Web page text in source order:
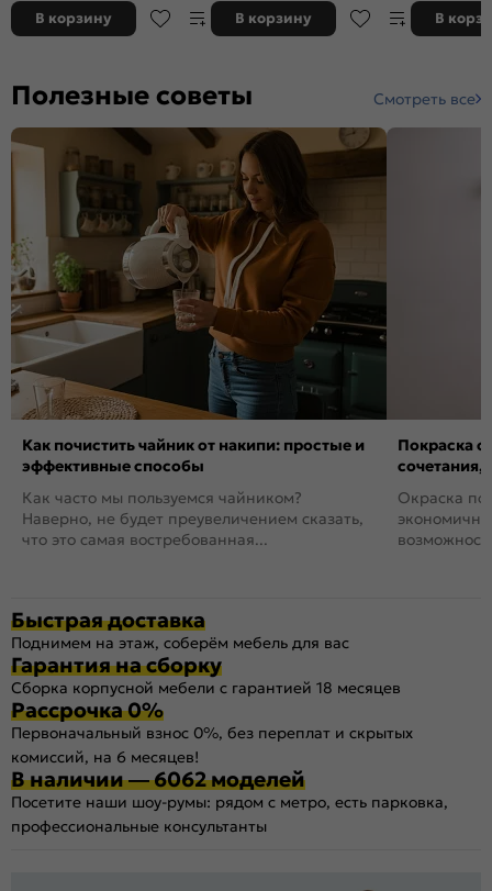
В корзину В корзину В
Полезные советы Смотреть все
Как почистить чайник от накипи: простые и
эффективные способы
Как часто мы пользуемся чайником?
Наверно, не будет преувеличением сказать,
что это самая востребованная...
Покраска
сочетания,
Окраска
Быстрая доставка
Поднимем на этаж, соберём мебель для вас
Гарантия на сборку
Сборка корпусной мебели с гарантией 18 месяцев
Рассрочка 0%
Первоначальный взнос 0%, без переплат и скрытых
комиссий, на 6 месяцев!
В наличии — 6062 моделей
Посетите наши шоу-румы: рядом с метро, есть парковка,
профессиональные консультанты